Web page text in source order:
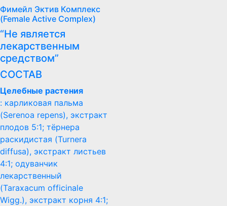
Фимейл Эктив Комплекс
(Female Active Complex)
“Не является
лекарственным
средством”
СОСТАВ
Целебные растения
: карликовая пальма
(Serenoa repens), экстракт
плодов 5:1; тёрнера
раскидистая (Turnera
diffusa), экстракт листьев
4:1; одуванчик
лекарственный
(Taraxacum officinale
Wigg.), экстракт корня 4:1;